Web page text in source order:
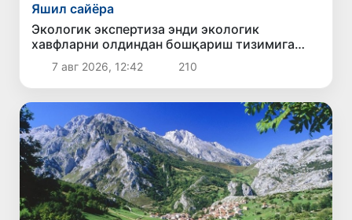
Яшил сайёра
Экологик экспертиза энди экологик
хавфларни олдиндан бошқариш тизимига
айланади
7 авг 2026, 12:42 210